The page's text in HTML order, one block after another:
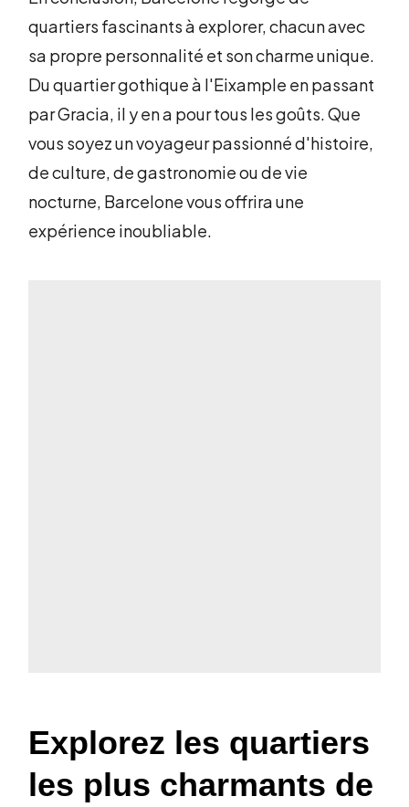
quartiers fascinants à explorer, chacun avec
sa propre personnalité et son charme unique.
Du quartier gothique à l'Eixample en passant
par Gracia, il y en a pour tous les goûts. Que
vous soyez un voyageur passionné d'histoire,
de culture, de gastronomie ou de vie
nocturne, Barcelone vous offrira une
expérience inoubliable.
Explorez les quartiers
les plus charmants de